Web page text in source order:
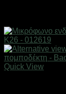
Quick View